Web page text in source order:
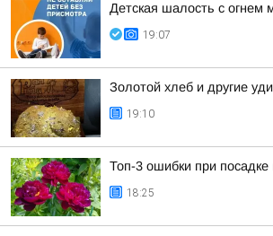
Детская шалость с огнем
19:07
Золотой хлеб и другие
19:10
Топ-3 ошибки при посадке
18:25